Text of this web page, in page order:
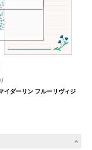
)
イダーリン フルーリヴィジ